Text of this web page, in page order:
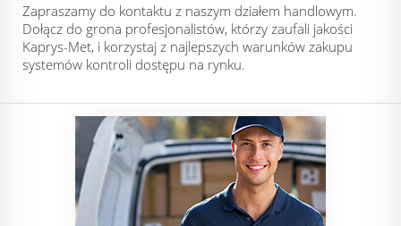
Zapraszamy do kontaktu z naszym działem handlowym.
Dołącz do grona profesjonalistów, którzy zaufali jakości
Kaprys-Met, i korzystaj z najlepszych warunków zakupu
systemów kontroli dostępu na rynku.